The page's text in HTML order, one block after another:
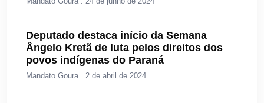
Deputado destaca início da Semana
Ângelo Kretã de luta pelos direitos dos
povos indígenas do Paraná
Mandato Goura 2 de abril de 2024